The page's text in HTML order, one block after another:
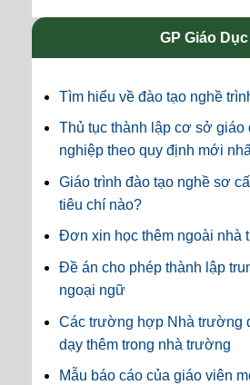
GP Giáo Dục
Tìm hiểu về đào tạo nghề
Thủ tục thành lập cơ sở giáo
nghiệp theo quy định mới
Giáo trình đào tạo nghề sơ
tiêu chí nào?
Đơn xin học thêm ngoài nhà
Đề án cho phép thành lập
ngoại ngữ
Các trường hợp Nhà trường
dạy thêm trong nhà trường
Mẫu báo cáo của giáo viên